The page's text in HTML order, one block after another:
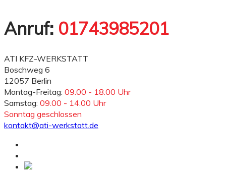
Anruf: 01743985201
ATI KFZ-WERKSTATT
Boschweg 6
12057 Berlin
Montag-Freitag: 09.00 - 18.00 Uhr
Samstag: 09.00 - 14.00 Uhr
Sonntag geschlossen
kontakt@ati-werkstatt.de